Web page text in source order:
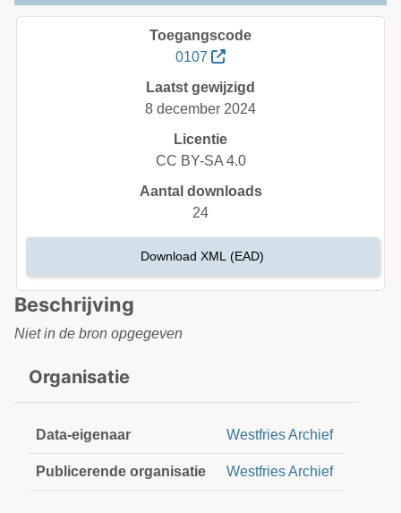
Beschrijving
Niet in de bron opgegeven
Organisatie
Data-eigenaar Westfries Archief
Publicerende organisatie Westfries Archief
Toegangscode
0107
Laatst gewijzigd
8 december 2024
Licentie
CC BY-SA 4.0
Aantal downloads
24
Download XML (EAD)